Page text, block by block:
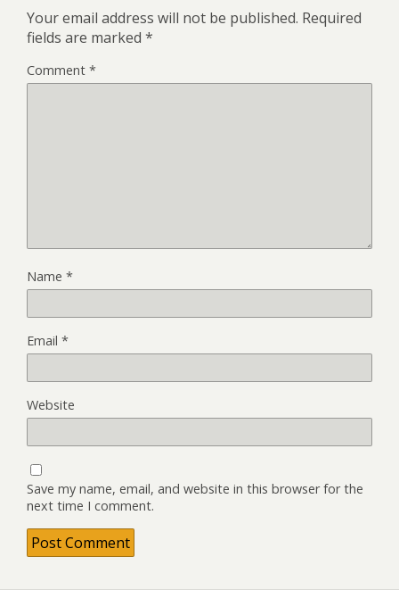
Your email address will not be published. Required
fields are marked *
Comment *
Name *
Email *
Website
Save my name, email, and website in this browser for the
next time I comment.